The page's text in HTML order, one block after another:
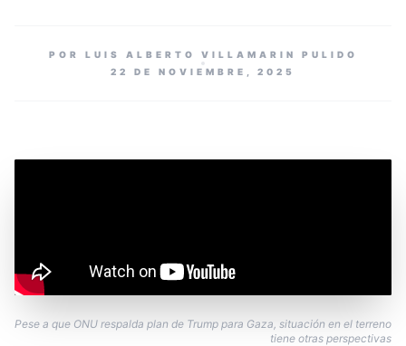
POR LUIS ALBERTO VILLAMARIN PULIDO
22 DE NOVIEMBRE, 2025
Pese a que ONU respalda plan de Trump para Gaza, situación en el terreno
tiene otras perspectivas